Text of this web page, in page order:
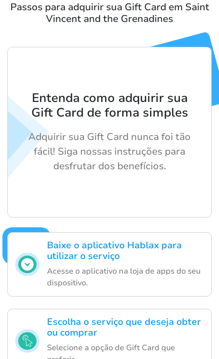
Passos para adquirir sua Gift Card em Saint
Vincent and the Grenadines
Baixe o aplicativo Hablax para
utilizar o serviço
Acesse o aplicativo na loja de apps do seu
dispositivo.
Escolha o serviço que deseja obter
ou comprar
Selecione a opção de Gift Card que
Entenda como adquirir sua
Gift Card de forma simples
Adquirir sua Gift Card nunca foi tão
fácil! Siga nossas instruções para
desfrutar dos benefícios.